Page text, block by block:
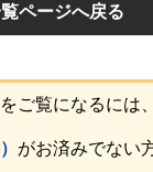
ページへ戻る
ご覧になるには、
がお済みでない